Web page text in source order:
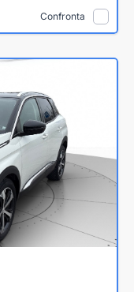
Confronta